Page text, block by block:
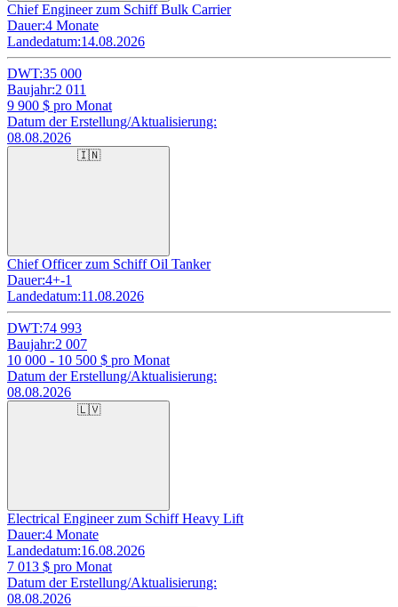
Chief Engineer zum Schiff Bulk Carrier
Dauer:4 Monate
Landedatum:14.08.2026
DWT:35 000
Baujahr:2 011
9 900 $ pro Monat
Datum der Erstellung/Aktualisierung:
08.08.2026
🇮🇳
Chief Officer zum Schiff Oil Tanker
Dauer:4+-1
Landedatum:11.08.2026
DWT:74 993
Baujahr:2 007
10 000 - 10 500 $ pro Monat
Datum der Erstellung/Aktualisierung:
08.08.2026
🇱🇻
Electrical Engineer zum Schiff Heavy Lift
Dauer:4 Monate
Landedatum:16.08.2026
7 013 $ pro Monat
Datum der Erstellung/Aktualisierung:
08.08.2026